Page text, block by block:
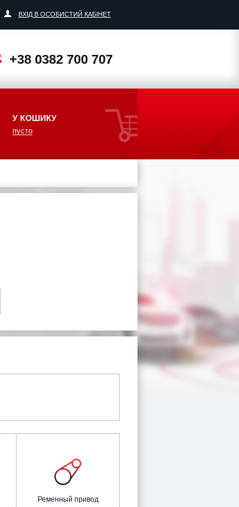
ВХІД В ОСОБИСТИЙ КАБІНЕТ
+38 0382 700 707
У КОШИКУ
пусто
Ременный привод